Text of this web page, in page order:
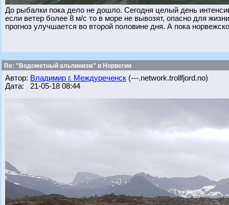
До рыбалки пока дело не дошло. Сегодня целый день
если ветер более 8 м/с то в море не вывозят, опасно для
прогноз улучшается во второй половине дня. А пока
Re: "Водометный альпинизм" в Норвегии
Автор: Владимир г. Междуреченск (---.network.trollfjord.no)
Дата: 21-05-18 08:44